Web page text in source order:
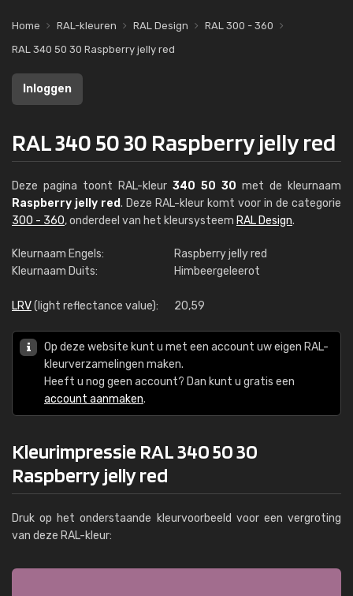
Home RAL-kleuren RAL Design
RAL 300 - 360
RAL 340 50 30 Raspberry jelly red
Inloggen
RAL 340 50 30 Raspberry jelly red
Deze pagina toont RAL-kleur 340 50 30 met de kleurnaam
Raspberry jelly red. Deze RAL-kleur komt voor in de categorie
300 - 360, onderdeel van het kleursysteem RAL Design.
Kleurnaam Engels:
Raspberry jelly red
Kleurnaam Duits:
Himbeergeleerot
LRV(light reflectance value): 20,59
Op deze website kunt u met een account uw eigen RAL-
kleurverzamelingen maken.
Heeft u nog geen account? Dan kunt u gratis een
account aanmaken.
Kleurimpressie RAL 340 50 30
Raspberry jelly red
Druk op het onderstaande kleurvoorbeeld voor een vergroting
van deze RAL-kleur: